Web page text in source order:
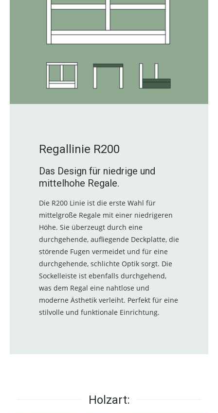
Regallinie R200
Das Design für niedrige und
mittelhohe Regale.
Die R200 Linie ist die erste Wahl für
mittelgroße Regale mit einer niedrigeren
Höhe. Sie überzeugt durch eine
durchgehende, aufliegende Deckplatte, die
störende Fugen vermeidet und für eine
durchgehende, schlichte Optik sorgt. Die
Sockelleiste ist ebenfalls durchgehend,
was dem Regal eine nahtlose und
moderne Ästhetik verleiht. Perfekt für eine
stilvolle und funktionale Einrichtung.
Holzart: